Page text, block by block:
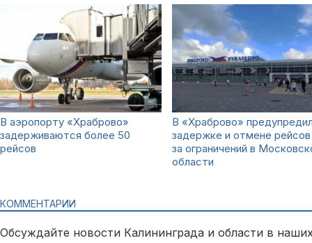
В аэропорту «Храброво»
задерживаются более 50
рейсов
В «Храброво»
задержке и отмене
за ограничений в
области
КОММЕНТАРИИ
Обсуждайте новости Калининграда и области в